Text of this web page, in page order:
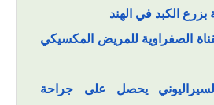
الكبد في الهند
الصفراوية للمريض المكسيكي
يحصل على جراحة